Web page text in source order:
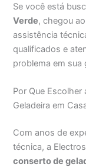
Se você está
Verde, chegou
assistência
qualificados e
problema em sua
Por Que
Geladeira em
Com anos de
técnica, a
conserto de